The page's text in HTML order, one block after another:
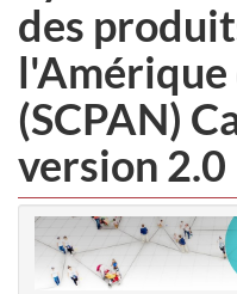
des
l'Amérique
(SCPAN)
version 2.0